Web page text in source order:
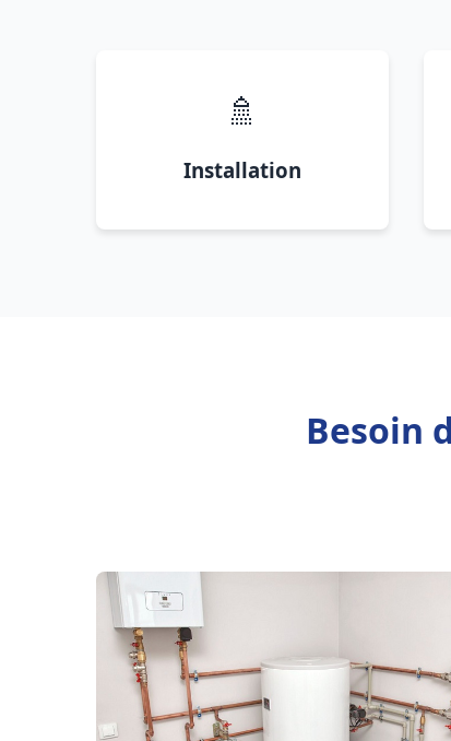
🚿
Installation
Besoin